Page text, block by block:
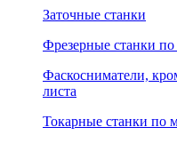
Заточные станки
Фрезерные станки по
Фаскосниматели,
листа
Токарные станки по